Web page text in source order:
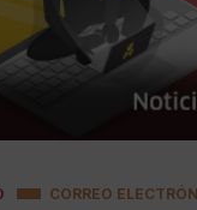
CORREO